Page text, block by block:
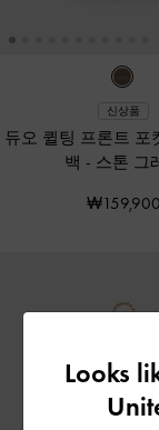
신상품
듀오 퀼팅 프론트 포
백 - 스톤 그
₩159,900
Looks